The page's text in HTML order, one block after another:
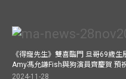
《得寵先生》雙喜臨門 旦哥69歲生
Amy馮允謙Fish與狗演員齊慶賀 預
2024-11-28